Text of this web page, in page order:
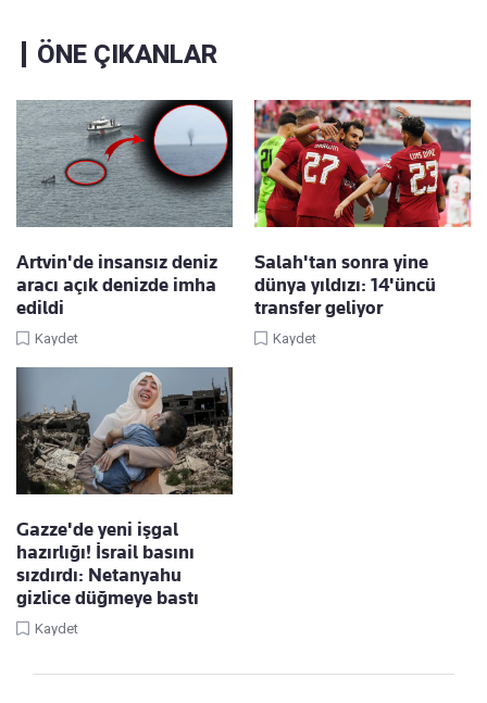
ÖNE ÇIKANLAR
Artvin'de insansız deniz
aracı açık denizde imha
edildi
Kaydet
Salah'tan sonra yine
dünya yıldızı: 14'üncü
transfer geliyor
Kaydet
Gazze'de yeni işgal
hazırlığı! İsrail basını
sızdırdı: Netanyahu
gizlice düğmeye bastı
Kaydet